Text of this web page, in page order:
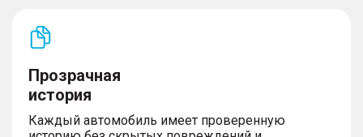
Прозрачная
история
Каждый автомобиль имеет проверенную